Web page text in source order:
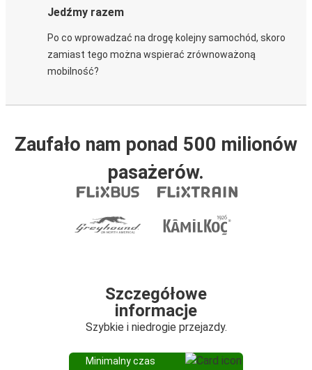
Jedźmy razem
Po co wprowadzać na drogę kolejny samochód, skoro
zamiast tego można wspierać zrównoważoną
mobilność?
Zaufało nam ponad 500 milionów
pasażerów.
Szczegółowe
informacje
Szybkie i niedrogie przejazdy.
Minimalny czas